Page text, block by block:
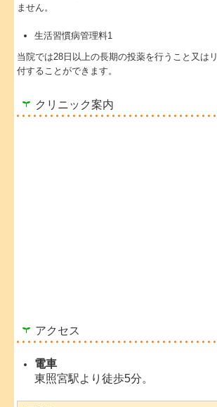
クリニック案内
アクセス
電車
東照宮駅より徒歩5分。
ません。
生活習慣病管理料1
当院では28日以上の長期の投薬を行うこと又は
付することができます。